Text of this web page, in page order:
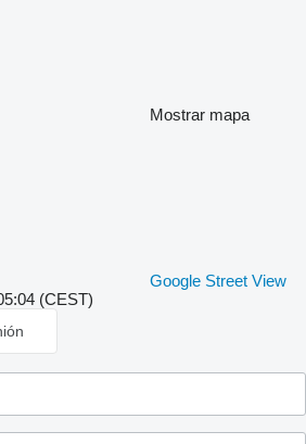
Mostrar mapa
Google Street View
(CEST)